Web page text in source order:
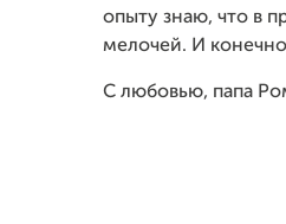
опыту знаю, что в
мелочей. И
С любовью, папа